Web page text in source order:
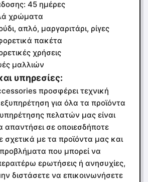
45 ημέρες
χρώματα
απλό, μαργαριτάρι, ρίγες
πακέτα
χρήσεις
μαλλιών
υπηρεσίες:
προσφέρει τεχνική
για όλα τα προϊόντα
πελατών μας είναι
απαντήσει σε οποιεσδήποτε
σχετικά με τα προϊόντα μας και
που μπορεί να
ερωτήσεις ή ανησυχίες,
διστάσετε να επικοινωνήσετε